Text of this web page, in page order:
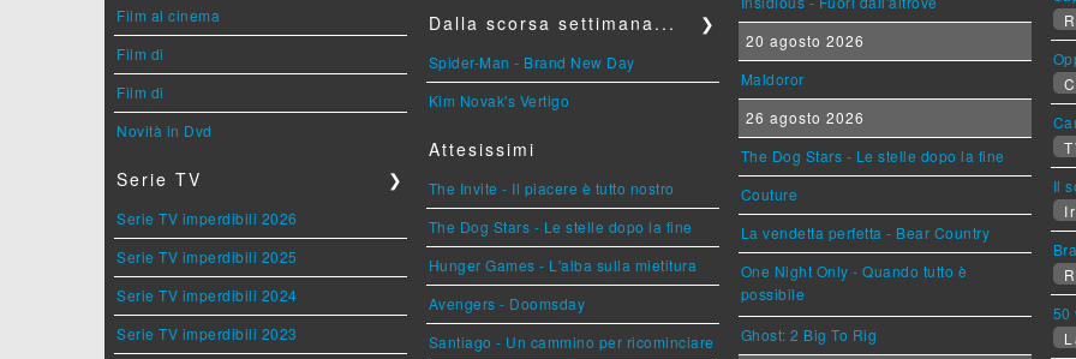
Film al cinema
Film di
Film di
Novità in Dvd
Serie TV ❯
Serie TV imperdibili 2026
Serie TV imperdibili 2025
Serie TV imperdibili 2024
Serie TV imperdibili 2023
Dalla scorsa settimana... ❯
Spider-Man - Brand New Day
Kim Novak's Vertigo
Attesissimi
The Invite - Il piacere è tutto nostro
The Dog Stars - Le stelle dopo la fine
Hunger Games - L'alba sulla mietitura
Avengers - Doomsday
Santiago - Un cammino per ricominciare
20 agosto 2026
Maldoror
26 agosto 2026
The Dog Stars - Le stelle dopo la fine
Couture
La vendetta perfetta - Bear Country
One Night Only - Quando tutto è
possibile
Ghost: 2 Big To Rig
Il
50